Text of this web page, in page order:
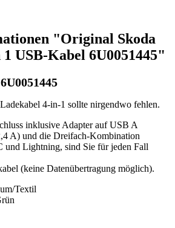
"Original Skoda
USB-Kabel 6U0051445"
4-in-1 sollte nirgendwo fehlen.
inklusive Adapter auf USB A
A) und die Dreifach-Kombination
Lightning, sind Sie für jeden Fall
(keine Datenübertragung möglich).
Textil